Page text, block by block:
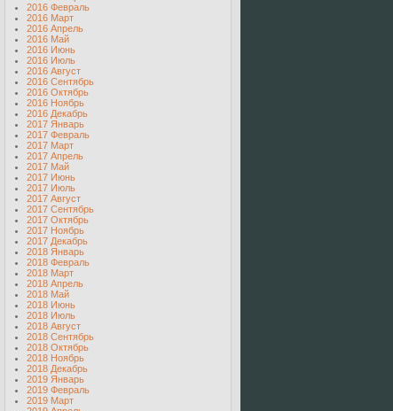
2016 Февраль
2016 Март
2016 Апрель
2016 Май
2016 Июнь
2016 Июль
2016 Август
2016 Сентябрь
2016 Октябрь
2016 Ноябрь
2016 Декабрь
2017 Январь
2017 Февраль
2017 Март
2017 Апрель
2017 Май
2017 Июнь
2017 Июль
2017 Август
2017 Сентябрь
2017 Октябрь
2017 Ноябрь
2017 Декабрь
2018 Январь
2018 Февраль
2018 Март
2018 Апрель
2018 Май
2018 Июнь
2018 Июль
2018 Август
2018 Сентябрь
2018 Октябрь
2018 Ноябрь
2018 Декабрь
2019 Январь
2019 Февраль
2019 Март